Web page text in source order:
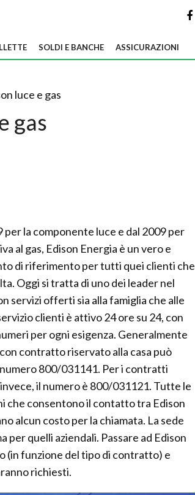
SOLDI E BANCHE ASSICURAZIONI
luce e gas
gas
per la componente luce e dal 2009 per
al gas, Edison Energia è un vero e
di riferimento per tutti quei clienti che
Oggi si tratta di uno dei leader nel
servizi offerti sia alla famiglia che alle
clienti è attivo 24 ore su 24, con
per ogni esigenza. Generalmente
contratto riservato alla casa può
800/031141. Per i contratti
il numero è 800/031121. Tutte le
che consentono il contatto tra Edison
alcun costo per la chiamata. La sede
per quelli aziendali. Passare ad Edison
(in funzione del tipo di contratto) e
richiesti.